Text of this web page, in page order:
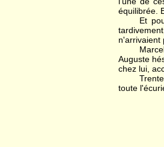
équilibrée.
Et
n'arrivaient
Auguste
chez lui,
toute